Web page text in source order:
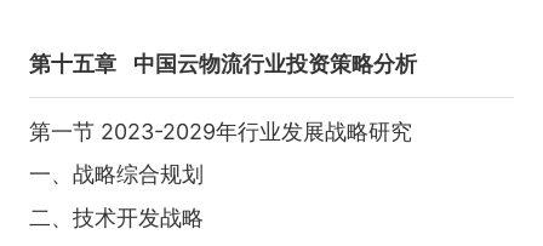
第十五章 中国云物流行业投资策略分析
第一节 2023-2029年行业发展战略研究
一、战略综合规划
二、技术开发战略